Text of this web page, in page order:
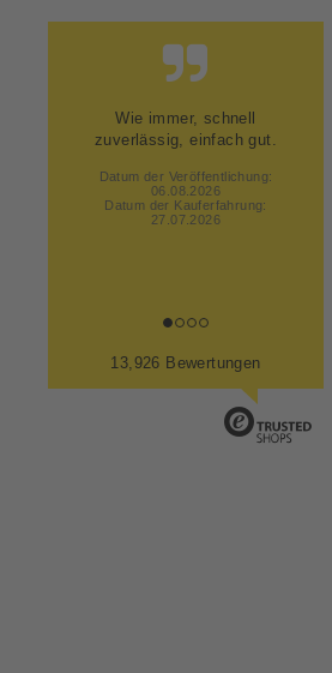
Kundeorienttierte Abwicklung.
Danke
Datum der Veröffentlichung:
06.08.2026
Datum der Kauferfahrung:
13,926 Bewertungen